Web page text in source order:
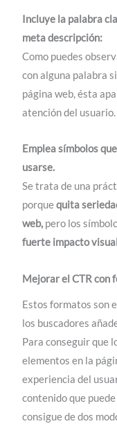
Incluye la palabra
meta descripción:
Como puedes
con alguna palabra
página web, ésta
atención del usuario.
Emplea símbolos
usarse.
Se trata de una
porquequita
web,pero los
fuerte impacto
Mejorar el CTR con
Estos formatos son
los buscadores
Para conseguir que
elementos en la
experiencia del
contenido que
consigue de dos